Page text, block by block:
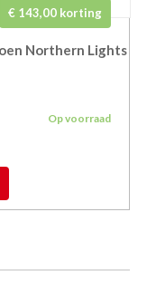
Northern Lights
€ 143,00 korting
Op voorraad